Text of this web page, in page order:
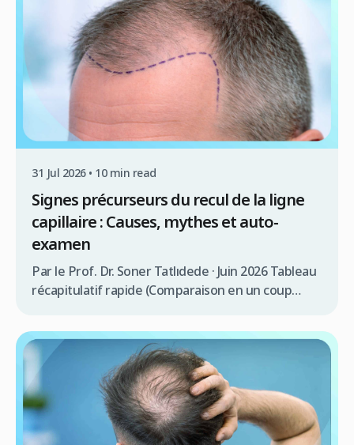
fréquentes chez les personnes souffrant de
calvitie héréditaire (alopécie androgénétique). En
médecine, la réponse […]
31 Jul 2026 • 10 min read
Signes précurseurs du recul de la ligne
capillaire : Causes, mythes et auto-
examen
Par le Prof. Dr. Soner Tatlıdede · Juin 2026 Tableau
récapitulatif rapide (Comparaison en un coup
mature (Vieillissement naturel) Ligne capillaire en
recul (Alopécie androgénétique) Âge d’apparition
typique De 17 à 29 ans À tout moment après la
liberté hormonale (souvent mi-20s+) Forme &
Motif Uniforme, légèrement arrondie ou léger V
[…]